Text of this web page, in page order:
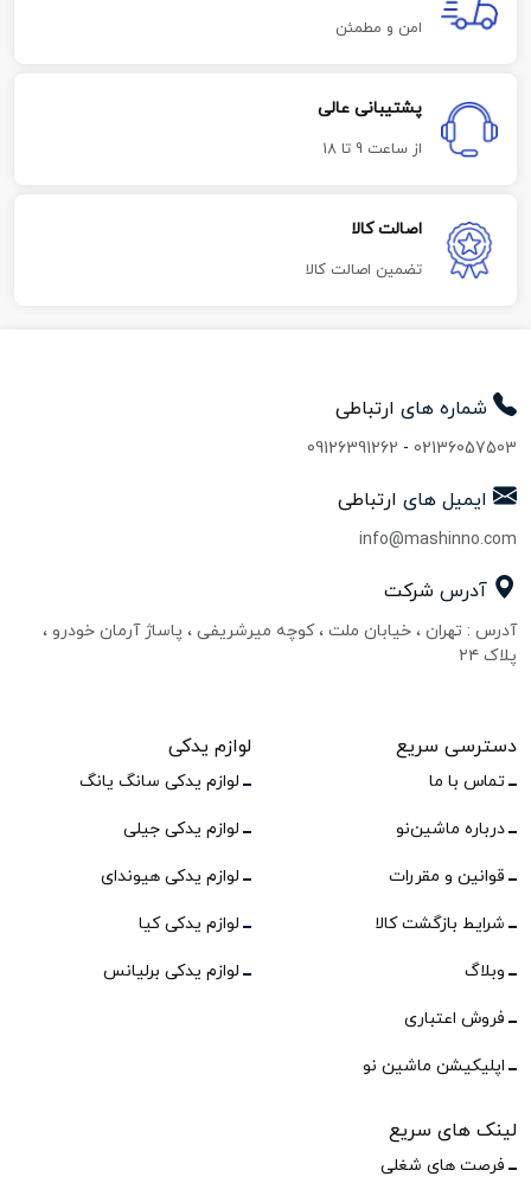
امن و مطمئن
پشتیبانی عالی
از ساعت 9 تا 18
اصالت کالا
تضمین اصالت کالا
شماره های ارتباطی
02136057503
-
09126391262
ایمیل های ارتباطی
info@mashinno.com
آدرس شرکت
آدرس : تهران ، خیابان ملت ، کوچه میرشریفی ، پاساژ آرمان خودرو ،
پلاک ۲۴
دسترسی سریع
تماس با ما
درباره ماشین‌نو
قوانین و مقررات
شرایط بازگشت کالا
وبلاگ
فروش اعتباری
اپلیکیشن ماشین نو
لوازم یدکی
لوازم یدکی سانگ یانگ
لوازم یدکی جیلی
لوازم یدکی هیوندای
لوازم یدکی کیا
لوازم یدکی برلیانس
لینک های سریع
فرصت های شغلی